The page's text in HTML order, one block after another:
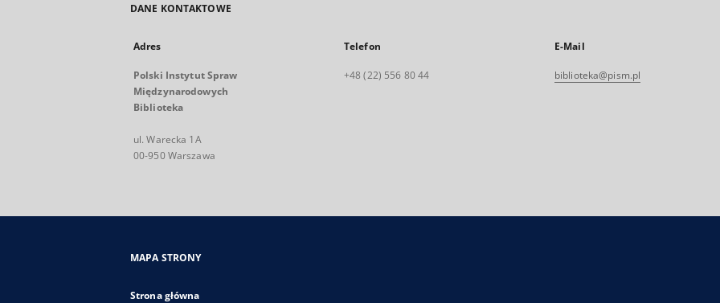
DANE KONTAKTOWE
Adres
Polski Instytut Spraw
Międzynarodowych
Biblioteka
ul. Warecka 1A
00-950 Warszawa
Telefon
+48 (22) 556 80 44
E-Mail
biblioteka@pism.pl
MAPA STRONY
Strona główna